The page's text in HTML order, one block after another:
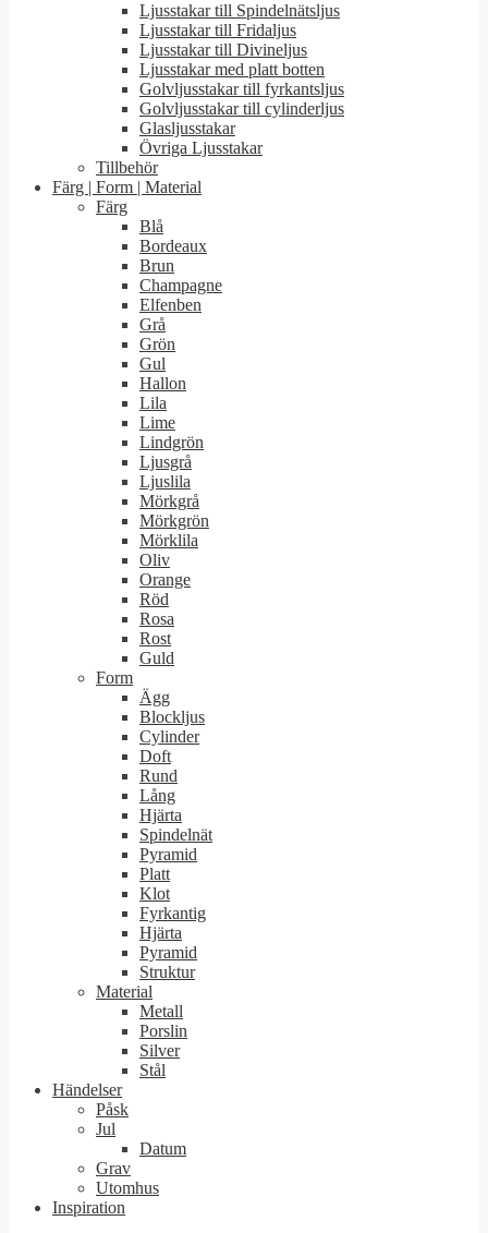
Ljusstakar till Spindelnätsljus
Ljusstakar till Fridaljus
Ljusstakar till Divineljus
Ljusstakar med platt botten
Golvljusstakar till fyrkantsljus
Golvljusstakar till cylinderljus
Glasljusstakar
Övriga Ljusstakar
Tillbehör
Färg | Form | Material
Färg
Blå
Bordeaux
Brun
Champagne
Elfenben
Grå
Grön
Gul
Hallon
Lila
Lime
Lindgrön
Ljusgrå
Ljuslila
Mörkgrå
Mörkgrön
Mörklila
Oliv
Orange
Röd
Rosa
Rost
Guld
Form
Ägg
Blockljus
Cylinder
Doft
Rund
Lång
Hjärta
Spindelnät
Pyramid
Platt
Klot
Fyrkantig
Hjärta
Pyramid
Struktur
Material
Metall
Porslin
Silver
Stål
Händelser
Påsk
Jul
Datum
Grav
Utomhus
Inspiration